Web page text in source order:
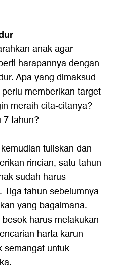
anak agar
harapannya dengan
Apa yang dimaksud
memberikan target
meraih cita-citanya?
7 tahun?
tuliskan dan
rincian, satu tahun
sudah harus
tahun sebelumnya
yang bagaimana.
harus melakukan
harta karun
semangat untuk